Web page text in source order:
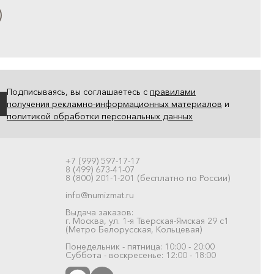
Подписываясь, вы соглашаетесь с правилами
получения рекламно-информационных материалов и
политикой обработки персональных данных
+7 (999) 597-17-17
8 (499) 673-41-07
8 (800) 201-1-201 (бесплатно по России)
info@numizmat.ru
Выдача заказов:
г. Москва, ул. 1-я Тверская-Ямская 29 с1
(Метро Белорусская, Кольцевая)
Понедельник - пятница: 10:00 - 20:00
Суббота - воскресенье: 12:00 - 18:00